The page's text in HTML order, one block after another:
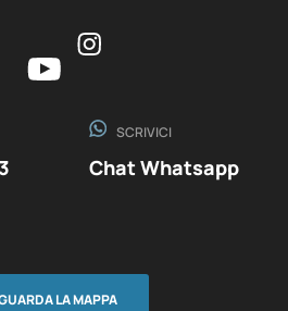
SCRIVICI
Chat Whatsapp
LA MAPPA